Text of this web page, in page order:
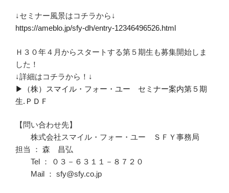
↓セミナー風景はコチラから↓
https://ameblo.jp/sfy-dh/entry-12346496526.html
Ｈ３０年４月からスタートする第５期生も募集開始しま
した！
↓詳細はコチラから！↓
▶︎（株）スマイル・フォー・ユー セミナー案内第５期
生.ＰＤＦ
【問い合わせ先】
株式会社スマイル・フォー・ユー ＳＦＹ事務局
担当 ： 森 昌弘
Tel ： ０３－６３１１－８７２０
Mail ： sfy@sfy.co.jp